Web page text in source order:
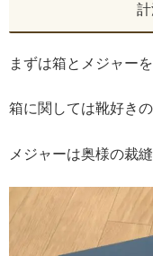
まずは箱とメジャー
箱に関しては靴好き
メジャーは奥様の裁